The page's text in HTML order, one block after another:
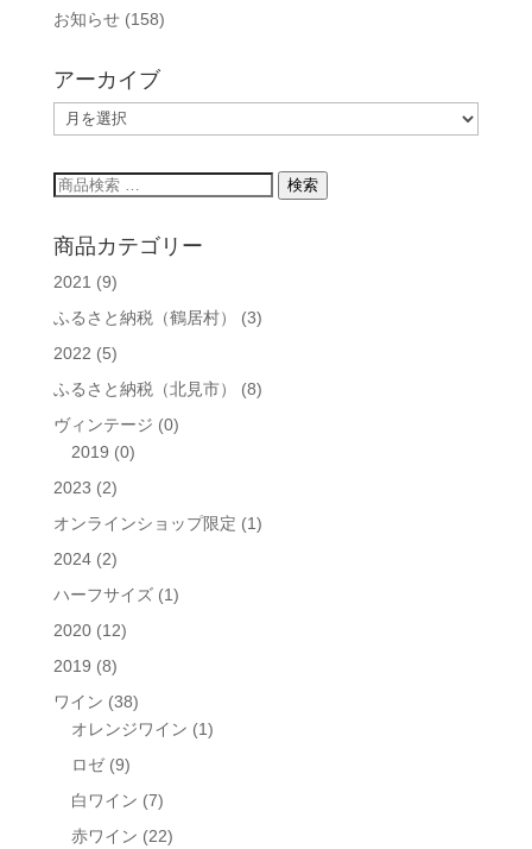
お知らせ(158)
アーカイブ
ー
カ
イ
検
対
検索
商品カテゴリー
2021 (9)
ふるさと納税（鶴居村）
(3)
2022 (5)
ふるさと納税（北見市）
(8)
ヴィンテージ (0)
2019 (0)
2023 (2)
オンラインショップ限定 (1)
2024 (2)
ハーフサイズ (1)
2020 (12)
2019 (8)
ワイン (38)
オレンジワイン (1)
ロゼ (9)
白ワイン (7)
赤ワイン (22)